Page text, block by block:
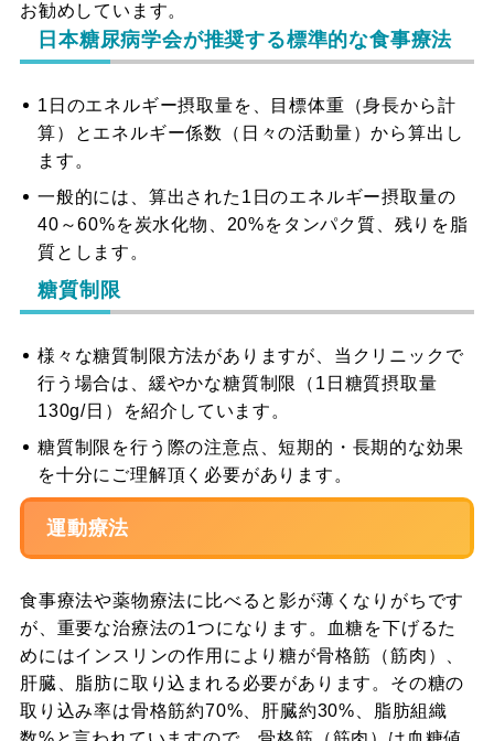
お勧めしています。
日本糖尿病学会が推奨する標準的な食事療法
1日のエネルギー摂取量を、目標体重（身長から計
算）とエネルギー係数（日々の活動量）から算出し
ます。
一般的には、算出された1日のエネルギー摂取量の
40～60%を炭水化物、20%をタンパク質、残りを脂
質とします。
糖質制限
様々な糖質制限方法がありますが、当クリニックで
行う場合は、緩やかな糖質制限（1日糖質摂取量
130g/日）を紹介しています。
糖質制限を行う際の注意点、短期的・長期的な効果
を十分にご理解頂く必要があります。
運動療法
食事療法や薬物療法に比べると影が薄くなりがちです
が、重要な治療法の1つになります。血糖を下げるた
めにはインスリンの作用により糖が骨格筋（筋肉）、
肝臓、脂肪に取り込まれる必要があります。その糖の
取り込み率は骨格筋約70%、肝臓約30%、脂肪組織